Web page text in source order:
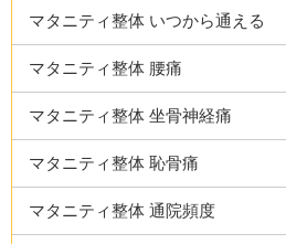
マタニティ整体 いつから通える
マタニティ整体 腰痛
マタニティ整体 坐骨神経痛
マタニティ整体 恥骨痛
マタニティ整体 通院頻度